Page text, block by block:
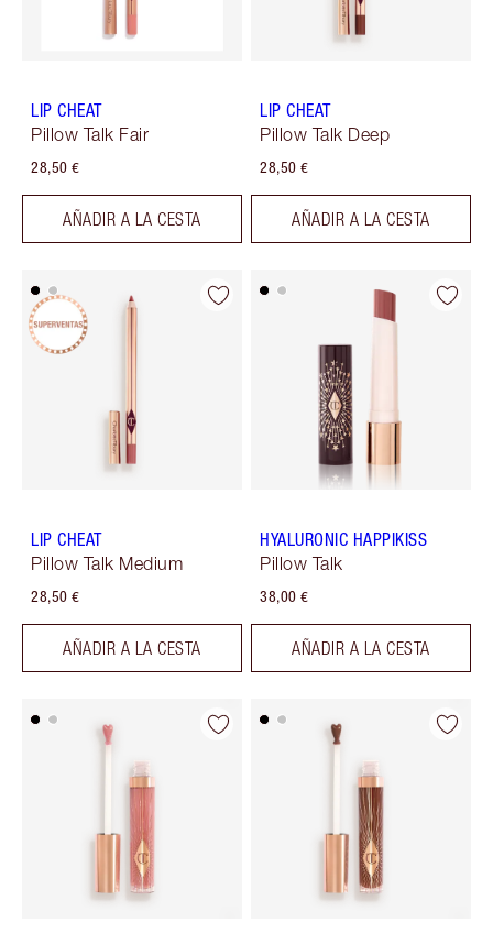
LIP CHEAT
Pillow Talk Fair
28,50 €
AÑADIR A LA CESTA
LIP CHEAT
Pillow Talk Deep
28,50 €
AÑADIR A LA CESTA
LIP CHEAT
Pillow Talk Medium
28,50 €
AÑADIR A LA CESTA
HYALURONIC HAPPIKISS
Pillow Talk
38,00 €
AÑADIR A LA CESTA